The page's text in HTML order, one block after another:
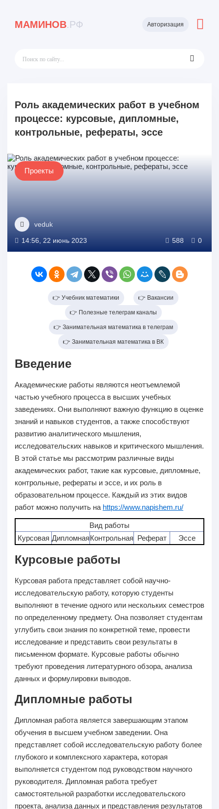
МАМИНОВ.РФ Авторизация
Роль академических работ в учебном
процессе: курсовые, дипломные,
контрольные, рефераты, эссе
Проекты
veduk
14:56, 22 июнь 2023 588 0
👉 Учебник математики 👉 Вакансии
👉 Полезные телеграм каналы
👉 Занимательная математика в телеграм
👉 Занимательная математика в ВК
Введение
Академические работы являются неотъемлемой
частью учебного процесса в высших учебных
заведениях. Они выполняют важную функцию в оценке
знаний и навыков студентов, а также способствуют
развитию аналитического мышления,
исследовательских навыков и критического мышления.
В этой статье мы рассмотрим различные виды
академических работ, такие как курсовые, дипломные,
контрольные, рефераты и эссе, и их роль в
образовательном процессе. Каждый из этих видов
работ можно получить на https://www.napishem.ru/
Вид работы
Курсовая ДипломнаяКонтрольная Реферат Эссе
Курсовые работы
Курсовая работа представляет собой научно-
исследовательскую работу, которую студенты
выполняют в течение одного или нескольких семестров
по определенному предмету. Она позволяет студентам
углубить свои знания по конкретной теме, провести
исследование и представить свои результаты в
письменном формате. Курсовые работы обычно
требуют проведения литературного обзора, анализа
данных и формулировки выводов.
Дипломные работы
Дипломная работа является завершающим этапом
обучения в высшем учебном заведении. Она
представляет собой исследовательскую работу более
глубокого и комплексного характера, которая
выполняется студентом под руководством научного
руководителя. Дипломная работа требует
самостоятельной разработки исследовательского
проекта, анализа данных и представления результатов